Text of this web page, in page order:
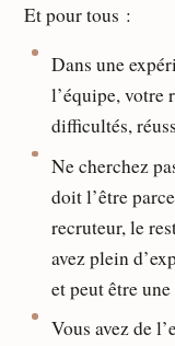
Et pour tous :
Dans une
l’équipe, votre
difficultés,
Ne cherchez
doit l’être
recruteur, le
avez plein
et peut être
Vous avez de